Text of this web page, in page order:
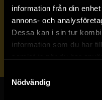
information från din
annons- och
Dessa kan i sin tur
information som du har
Nödvändig